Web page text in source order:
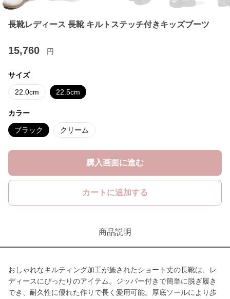
長靴レディース 長靴 キルトステッチ付きキッズブーツ
15,760 円
サイズ
22.0cm 22.5cm
カラー
ブラック クリーム
購入画面に進む
カートに追加する
商品説明
おしゃれなキルティング加工が施されたショート丈の長靴は、レ
ディースにぴったりのアイテム。ジッパー付きで簡単に脱ぎ履き
でき、耐久性に優れた作りで長く愛用可能。厚底ソールにより歩